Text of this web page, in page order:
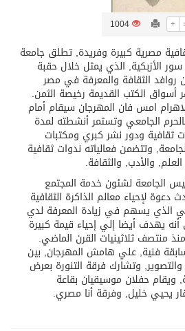
الجييش الكويتي
مدينة الملك سلمان للطاقة “سبارك” توقع اتفاقية تطوير مصانع جاهزة ومتخصصة في مجال الطاقة
البيت العتيق
+
1004
مصرية كبيرة وفريدة‏,‏ تطلق جامعة
الأزبكية‏,‏ الذي يمثل خلال حقبة
روافد الثقافة والمعرفة في مصر
أسواق الكتب القديمة رخيصة الثمن‏.‏
امس فان المهرجان سيقام أمام
الجامعي وتستمر أنشطته لمدة
ثقافية ودور نشر كبري ومكتبات
وتتضمن فعالياته ندوات ثقافية
والأدب‏,‏ والثقافة‏.‏
الجامعة لشئون خدمة المجتمع
دعوة لإحياء معالم الذاكرة الثقافية
الذي يسهم في زيادة المعرفة لدي
يهدف أيضا إلي إحياء قيمة كبيرة
منتصف ثلاثينيات القرن الماضي‏.‏
فنية‏,‏ علي هامش المهرجان‏,‏ بين
وتشارك فرقة التنورة بعرض
ويقام حفلان موسيقيان بقاعة
يحيي خليل‏,‏ وفرقة أنا مصري‏.‏